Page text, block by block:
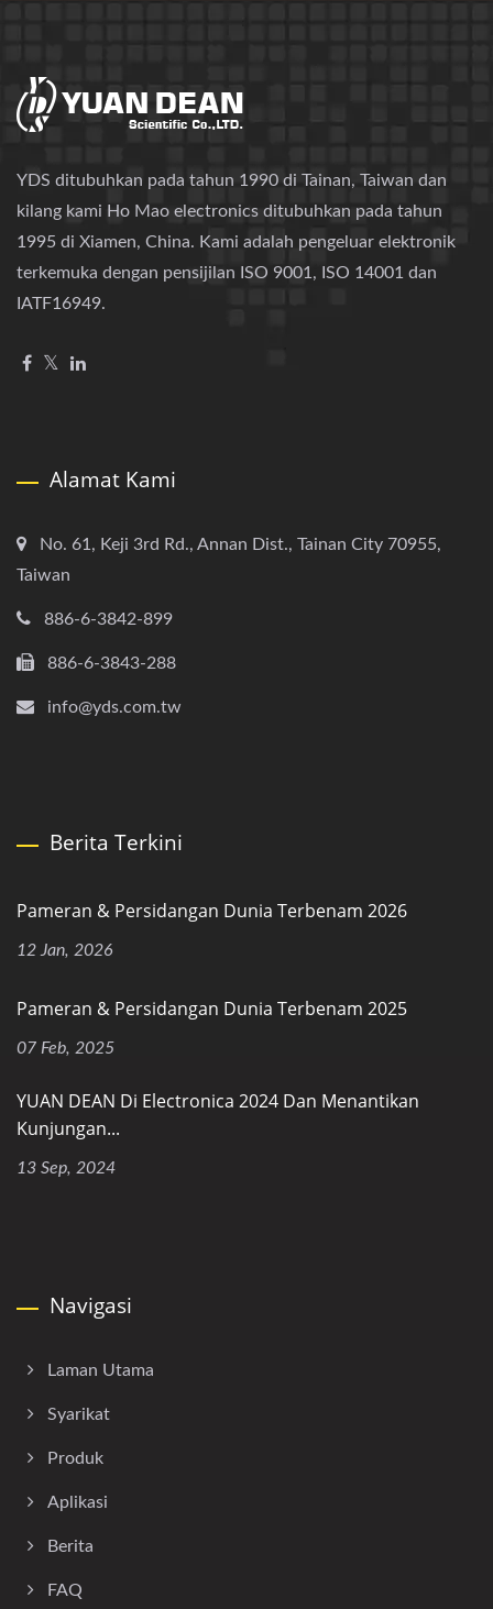
YDS ditubuhkan pada tahun 1990 di Tainan, Taiwan dan
kilang kami Ho Mao electronics ditubuhkan pada tahun
1995 di Xiamen, China. Kami adalah pengeluar elektronik
terkemuka dengan pensijilan ISO 9001, ISO 14001 dan
IATF16949.
Alamat Kami
No. 61, Keji 3rd Rd., Annan Dist., Tainan City 70955,
Taiwan
886-6-3842-899
886-6-3843-288
info@yds.com.tw
Berita Terkini
Pameran & Persidangan Dunia Terbenam 2026
12 Jan, 2026
Pameran & Persidangan Dunia Terbenam 2025
07 Feb, 2025
YUAN DEAN Di Electronica 2024 Dan Menantikan
Kunjungan...
13 Sep, 2024
Navigasi
Laman Utama
Syarikat
Produk
Aplikasi
Berita
FAQ